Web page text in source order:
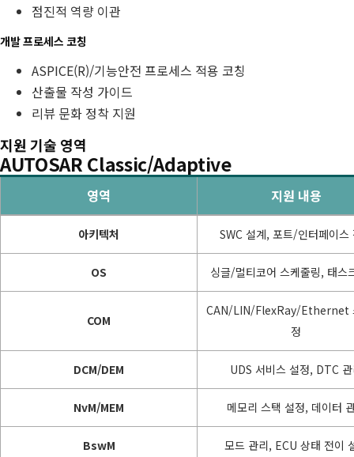
점진적 역량 이관
개발 프로세스 코칭
ASPICE(R)/기능안전 프로세스 적용 코칭
산출물 작성 가이드
리뷰 문화 정착 지원
지원 기술 영역
AUTOSAR Classic/Adaptive
Classic/Adaptive
영역 지원 내용
아키텍처 SWC 설계, 포트/인터페이스
OS 싱글/멀티코어 스케줄링, 태스
COM
CAN/LIN/FlexRay/Ethernet
정
DCM/DEM UDS 서비스 설정, DTC
NvM/MEM 메모리 스택 설정, 데이터
BswM 모드 관리, ECU 상태 전이